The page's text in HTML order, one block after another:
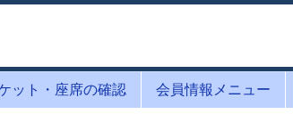
ット・座席の確認 会員情報メニュー